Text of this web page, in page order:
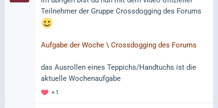
Teilnehmer der Gruppe Crossdogging des Forums
Aufgabe der Woche \ Crossdogging des Forums
das Ausrollen eines Teppichs/Handtuchs ist die
aktuelle Wochenaufgabe
1